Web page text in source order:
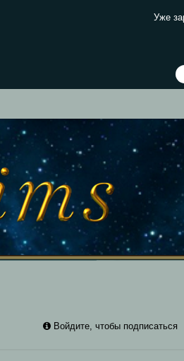
Уже
Войдите, чтобы подписаться